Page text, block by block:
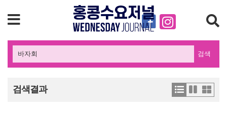
검색
검색결과